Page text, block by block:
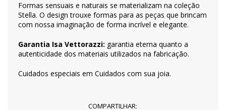
Formas sensuais e naturais se materializam na coleção
Stella. O design trouxe formas para as peças que brincam
com nossa imaginação de forma incrível e elegante.
Garantia Isa Vettorazzi: garantia eterna quanto a
autenticidade dos materiais utilizados na fabricação.
Cuidados especiais em Cuidados com sua joia.
COMPARTILHAR: